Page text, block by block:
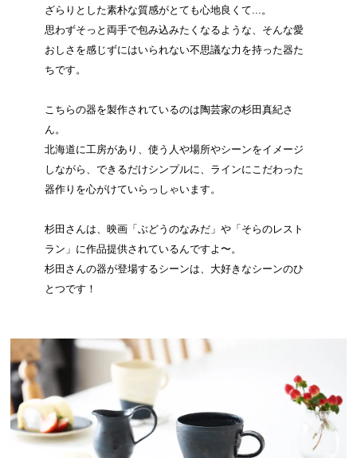
ざらりとした素朴な質感がとても心地良くて...。
思わずそっと両手で包み込みたくなるような、そんな愛
おしさを感じずにはいられない不思議な力を持った器た
ちです。
こちらの器を製作されているのは陶芸家の杉田真紀さ
ん。
北海道に工房があり、使う人や場所やシーンをイメージ
しながら、できるだけシンプルに、ラインにこだわった
器作りを心がけていらっしゃいます。
杉田さんは、映画「ぶどうのなみだ」や「そらのレスト
ラン」に作品提供されているんですよ〜。
杉田さんの器が登場するシーンは、大好きなシーンのひ
とつです！